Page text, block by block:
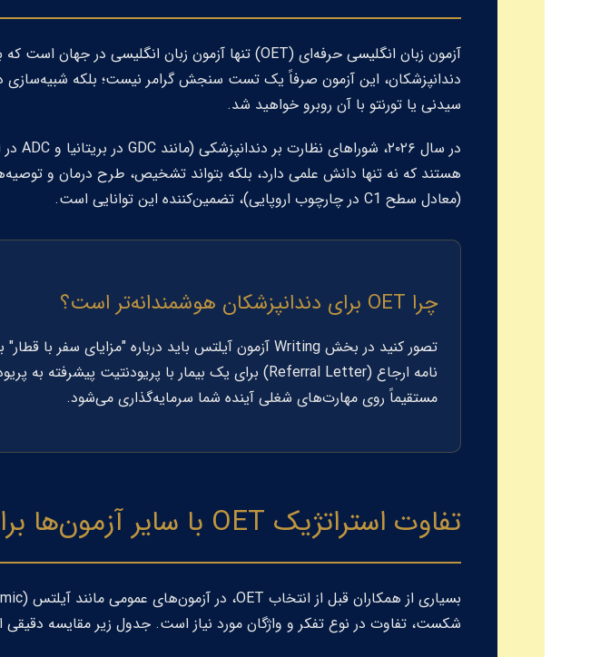
دندانپزشکان، این آزمون صرفاً یک تست سنجش گرامر نیست؛ بلکه
سیدنی یا تورنتو با آن روبرو خواهید شد.
در سال ۲۰۲۶، شوراهای نظارت بر دندانپزشکی (مانند
GDC در بریتانیا وADC
(معادل سطح C1 در چارچوب اروپایی)، تضمین‌کننده این توانایی است.
چرا OET برای دندانپزشکان هوشمندانه‌تر است؟
نامه ارجاع (Referral Letter
مستقیماً روی مهارت‌های شغلی آینده شما سرمایه‌گذاری می‌شود.
تفاوت استراتژیک OET با سایر آزمون‌ها برای دندانپزشکان
بسیاری از همکاران قبل از انتخاب OET، در آزمون‌های عمومی مانند آیلتس (
شکست، تفاوت در نوع تفکر و واژگان مورد نیاز است. جدول زیر مقایسه دقیقی